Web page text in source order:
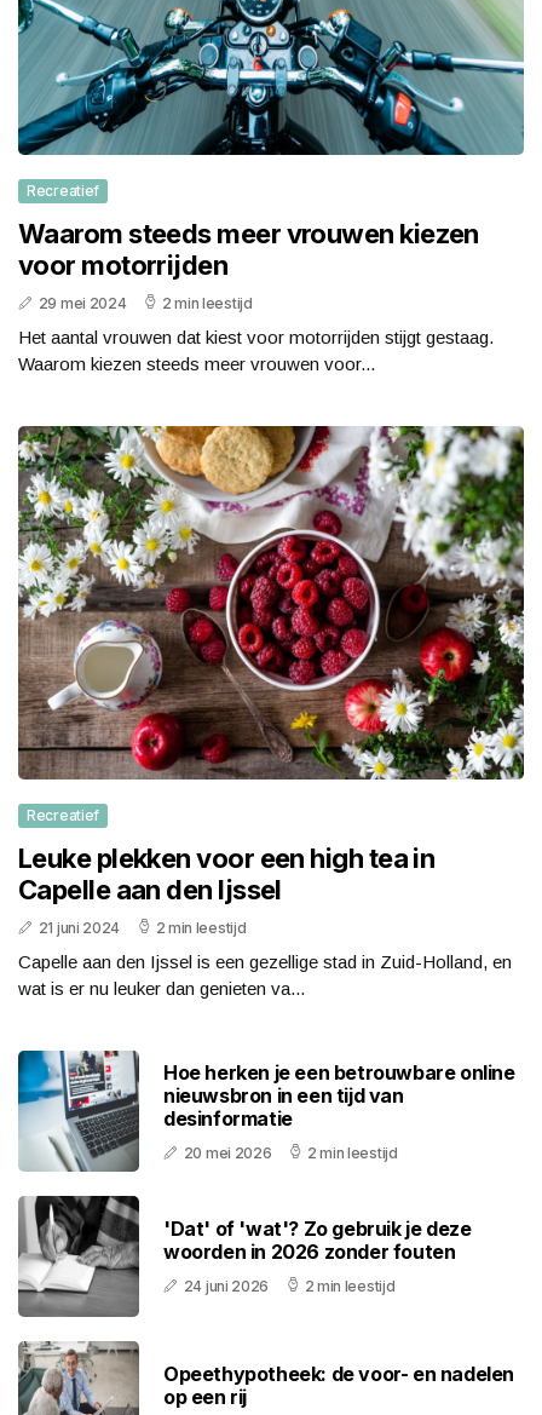
Recreatief
Waarom steeds meer vrouwen kiezen
voor motorrijden
29 mei 2024 2 min leestijd
Het aantal vrouwen dat kiest voor motorrijden stijgt gestaag.
Waarom kiezen steeds meer vrouwen voor...
Recreatief
Leuke plekken voor een high tea in
Capelle aan den Ijssel
21 juni 2024 2 min leestijd
Capelle aan den Ijssel is een gezellige stad in Zuid-Holland, en
wat is er nu leuker dan genieten va...
Hoe herken je een betrouwbare online
nieuwsbron in een tijd van
desinformatie
20 mei 2026 2 min leestijd
'Dat' of 'wat'? Zo gebruik je deze
woorden in 2026 zonder fouten
24 juni 2026 2 min leestijd
Opeethypotheek: de voor- en nadelen
op een rij